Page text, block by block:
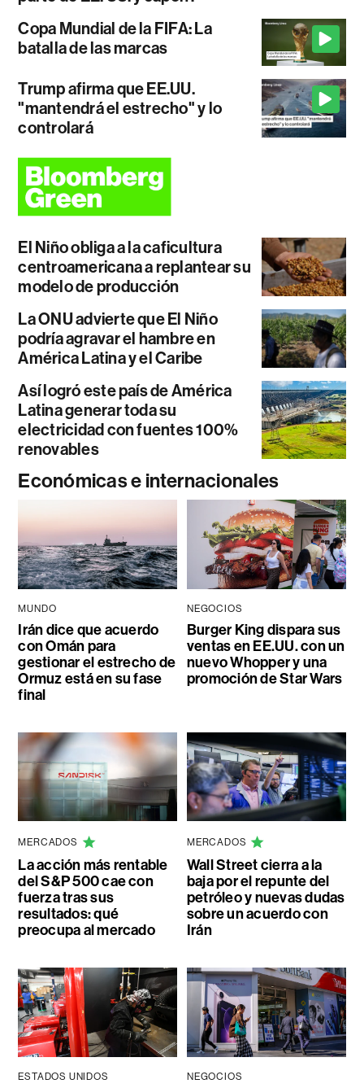
Copa Mundial de la FIFA: La
batalla de las marcas
Trump afirma que EE.UU.
"mantendrá el estrecho" y lo
controlará
El Niño obliga a la caficultura
centroamericana a replantear su
modelo de producción
La ONU advierte que El Niño
podría agravar el hambre en
América Latina y el Caribe
Así logró este país de América
Latina generar toda su
electricidad con fuentes 100%
renovables
Económicas e internacionales
MUNDO
Irán dice que acuerdo
con Omán para
gestionar el estrecho de
Ormuz está en su fase
final
NEGOCIOS
Burger King dispara sus
ventas en EE.UU. con un
nuevo Whopper y una
promoción de Star Wars
MERCADOS
La acción más rentable
del S&P 500 cae con
fuerza tras sus
resultados: qué
preocupa al mercado
MERCADOS
Wall Street cierra a la
baja por el repunte del
petróleo y nuevas dudas
sobre un acuerdo con
Irán
ESTADOS UNIDOS NEGOCIOS